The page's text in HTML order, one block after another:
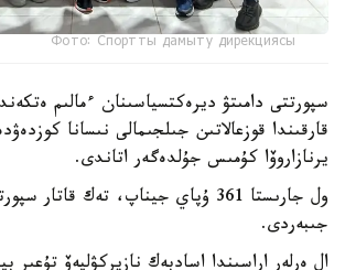
Фото: Спортты дамыту дирекциясы
سپورتتى دامىتۋ ديرەكتسياسىنان ءمالىم
يرنازاروۆا كۇمىس جۇلدەگەر اتاندى.
ول جارىستا 361 ۇپاي جيناپ، تەك قاتار
جىبەردى.